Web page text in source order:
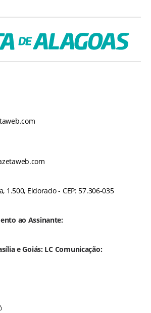
1.500, Eldorado - CEP: 57.306-035
ao Assinante:
e Goiás: LC Comunicação: